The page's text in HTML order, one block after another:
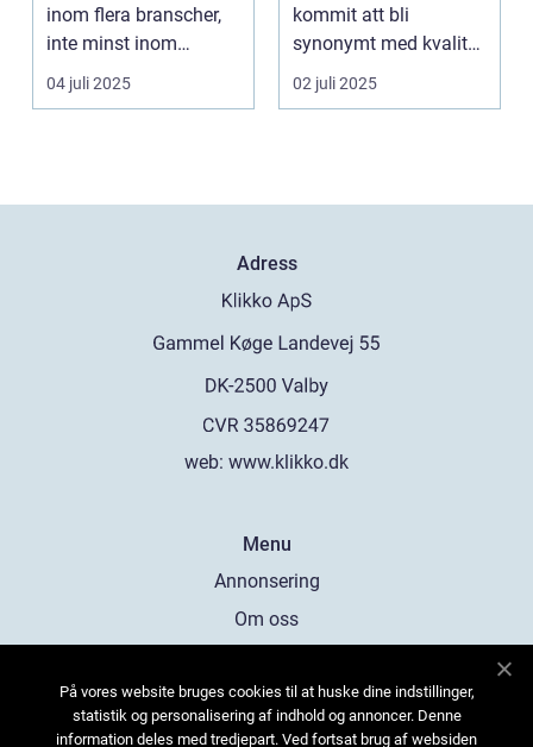
inom flera branscher,
inte minst inom
skogsindustrin och ...
04 juli 2025
kommit att bli
synonymt med kvalitet
och tradition i...
02 juli 2025
Adress
web: www.klikko.dk
Menu
Annonsering
Om oss
Kontakta oss
Sitemap
På vores website bruges cookies til at huske dine indstillinger,
statistik og personalisering af indhold og annoncer. Denne
information deles med tredjepart. Ved fortsat brug af websiden